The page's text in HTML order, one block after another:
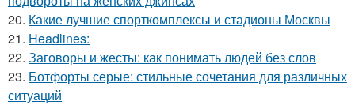
20. Какие лучшие спорткомплексы и стадионы Москвы
21. Headlines:
22. Заговоры и жесты: как понимать людей без слов
23. Ботфорты серые: стильные сочетания для различных
ситуаций